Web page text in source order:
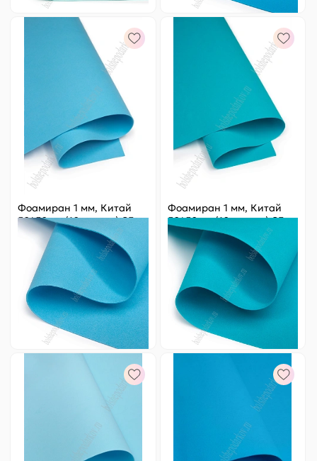
Фоамиран 1 мм, Китай
50*50 см (10 листов) SF-
3431, бирюзовый №1066
Цена за 18.2 ₽
Артикул:
805-39
182 ₽
Оптовая
+
Фоамиран 1 мм, Китай
50*50 см (10 листов) SF-
3431/1, бирюзовый
Цена заед. : 18.2 ₽
Артикул:
805-260
182 ₽
Оптовая
- +